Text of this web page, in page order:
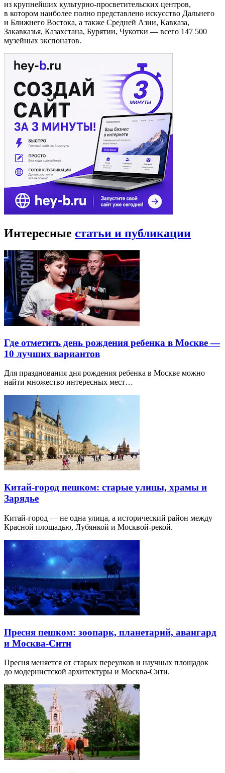
из крупнейших культурно-просветительских центров,
в котором наиболее полно представлено искусство Дальнего
и Ближнего Востока, а также Средней Азии, Кавказа,
Закавказья, Казахстана, Бурятии, Чукотки — всего 147 500
музейных экспонатов.
Интересные статьи и публикации
Где отметить день рождения ребенка в Москве —
10 лучших вариантов
Для празднования дня рождения ребенка в Москве можно
найти множество интересных мест…
Китай-город пешком: старые улицы, храмы и
Зарядье
Китай-город — не одна улица, а исторический район между
Красной площадью, Лубянкой и Москвой-рекой.
Пресня пешком: зоопарк, планетарий, авангард
и Москва-Сити
Пресня меняется от старых переулков и научных площадок
до модернистской архитектуры и Москва-Сити.